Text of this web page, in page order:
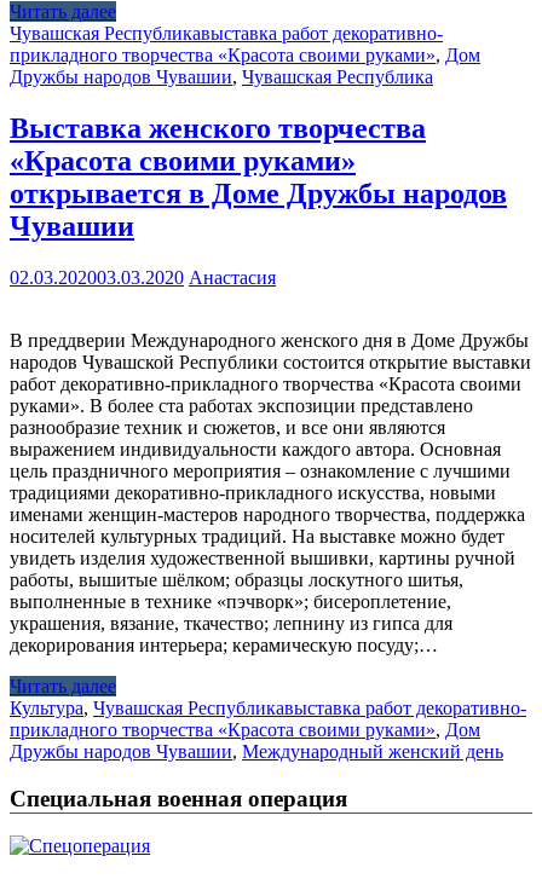
Читать далее
Чувашская Республикавыставка работ декоративно-
прикладного творчества «Красота своими руками», Дом
Дружбы народов Чувашии, Чувашская Республика
Выставка женского творчества
«Красота своими руками»
открывается в Доме Дружбы народов
Чувашии
02.03.202003.03.2020 Анастасия
В преддверии Международного женского дня в Доме Дружбы
народов Чувашской Республики состоится открытие выставки
работ декоративно-прикладного творчества «Красота своими
руками». В более ста работах экспозиции представлено
разнообразие техник и сюжетов, и все они являются
выражением индивидуальности каждого автора. Основная
цель праздничного мероприятия – ознакомление с лучшими
традициями декоративно-прикладного искусства, новыми
именами женщин-мастеров народного творчества, поддержка
носителей культурных традиций. На выставке можно будет
увидеть изделия художественной вышивки, картины ручной
работы, вышитые шёлком; образцы лоскутного шитья,
выполненные в технике «пэчворк»; бисероплетение,
украшения, вязание, ткачество; лепнину из гипса для
декорирования интерьера; керамическую посуду;…
Читать далее
Культура, Чувашская Республикавыставка работ декоративно-
прикладного творчества «Красота своими руками», Дом
Дружбы народов Чувашии, Международный женский день
Специальная военная операция